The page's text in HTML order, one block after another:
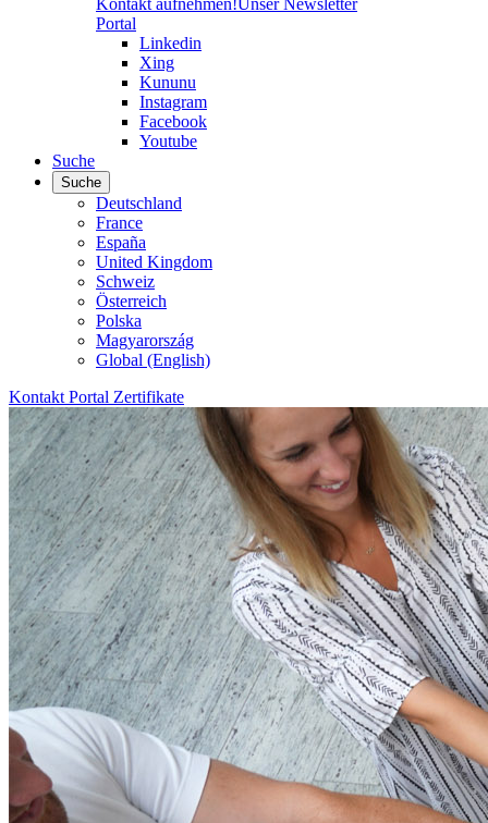
Kontakt aufnehmen!Unser Newsletter
Portal
Linkedin
Xing
Kununu
Instagram
Facebook
Youtube
Suche
Suche
Deutschland
France
España
United Kingdom
Schweiz
Österreich
Polska
Magyarország
Global (English)
Kontakt Portal Zertifikate